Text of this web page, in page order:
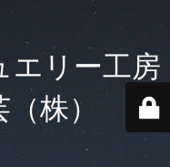
エリー工房
株）